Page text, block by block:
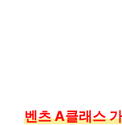
벤츠 A클래스